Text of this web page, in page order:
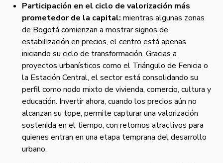
Participación en el ciclo de valorización más
prometedor de la capital: mientras algunas zonas
de Bogotá comienzan a mostrar signos de
estabilización en precios, el centro está apenas
iniciando su ciclo de transformación. Gracias a
proyectos urbanísticos como el Triángulo de Fenicia o
la Estación Central, el sector está consolidando su
perfil como nodo mixto de vivienda, comercio, cultura y
educación. Invertir ahora, cuando los precios aún no
alcanzan su tope, permite capturar una valorización
sostenida en el tiempo, con retornos atractivos para
quienes entran en una etapa temprana del desarrollo
urbano.